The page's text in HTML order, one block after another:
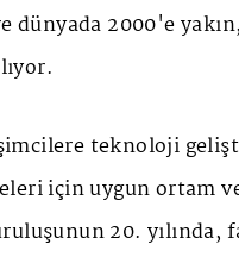
dünyada 2000'e
teknoloji
için uygun ortam
20. yılında,